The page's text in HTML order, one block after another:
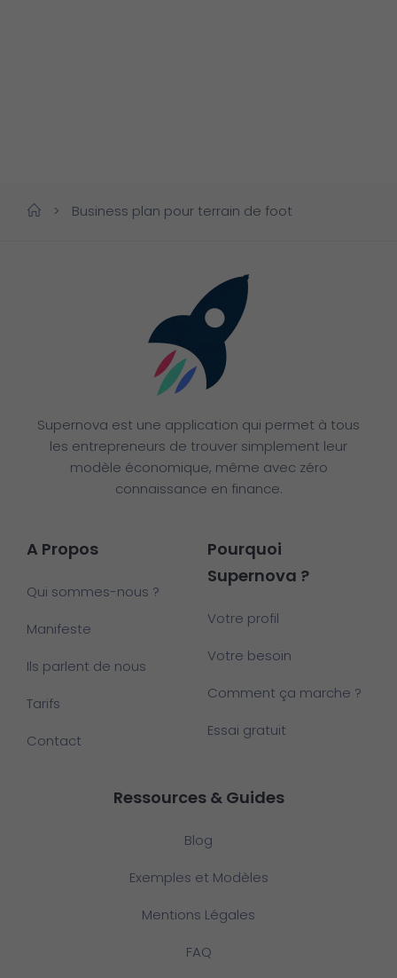
> Business plan pour terrain de foot
Supernova est une application qui permet à tous
les entrepreneurs de trouver simplement leur
modèle économique, même avec zéro
connaissance en finance.
A Propos
Qui sommes-nous ?
Manifeste
Ils parlent de nous
Tarifs
Contact
Pourquoi
Supernova ?
Votre profil
Votre besoin
Comment ça marche ?
Essai gratuit
Ressources & Guides
Blog
Exemples et Modèles
Mentions Légales
FAQ